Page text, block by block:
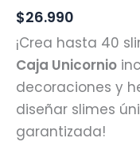
$26.990
¡Crea hasta 40
Caja Unicornio
decoraciones y
diseñar slimes
garantizada!